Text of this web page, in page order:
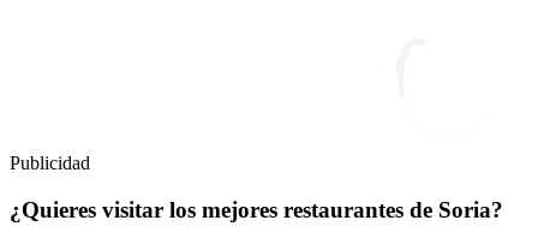
Publicidad
¿Quieres visitar los mejores restaurantes de Soria?